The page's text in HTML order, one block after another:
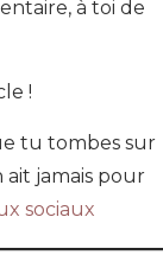
à toi de
!
tu tombes sur
ait jamais pour
sociaux